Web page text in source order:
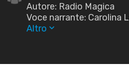
Autore: Radio Magica
Voce narrante: Carolina
Altro keyboard_arrow_down